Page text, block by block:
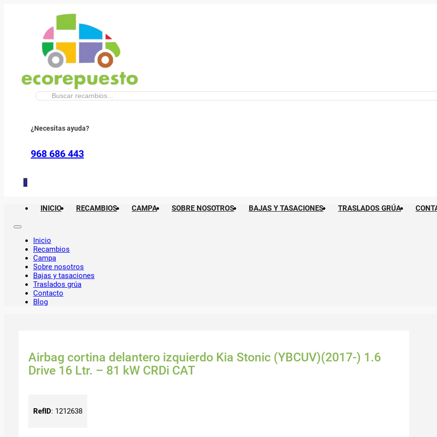
Buscar:
¿Necesitas ayuda?
968 686 443
0
INICIO RECAMBIOS CAMPA SOBRE NOSOTROS BAJAS Y TASACIONES TRASLADOS GRÚA
Inicio
Recambios
Campa
Sobre nosotros
Bajas y tasaciones
Traslados grúa
Contacto
Blog
Airbag cortina delantero izquierdo Kia Stonic (YBCUV)(2017-) 1.6
Drive 16 Ltr. – 81 kW CRDi CAT
RefID: 1212638